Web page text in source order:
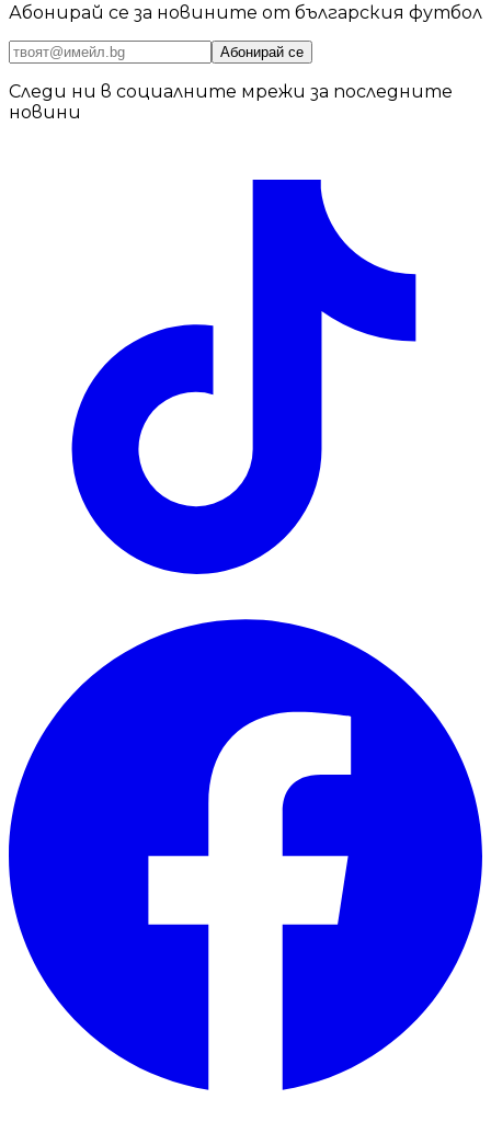
Абонирай се за новините от българския футбол
Абонирай се
Следи ни в социалните мрежи за последните
новини